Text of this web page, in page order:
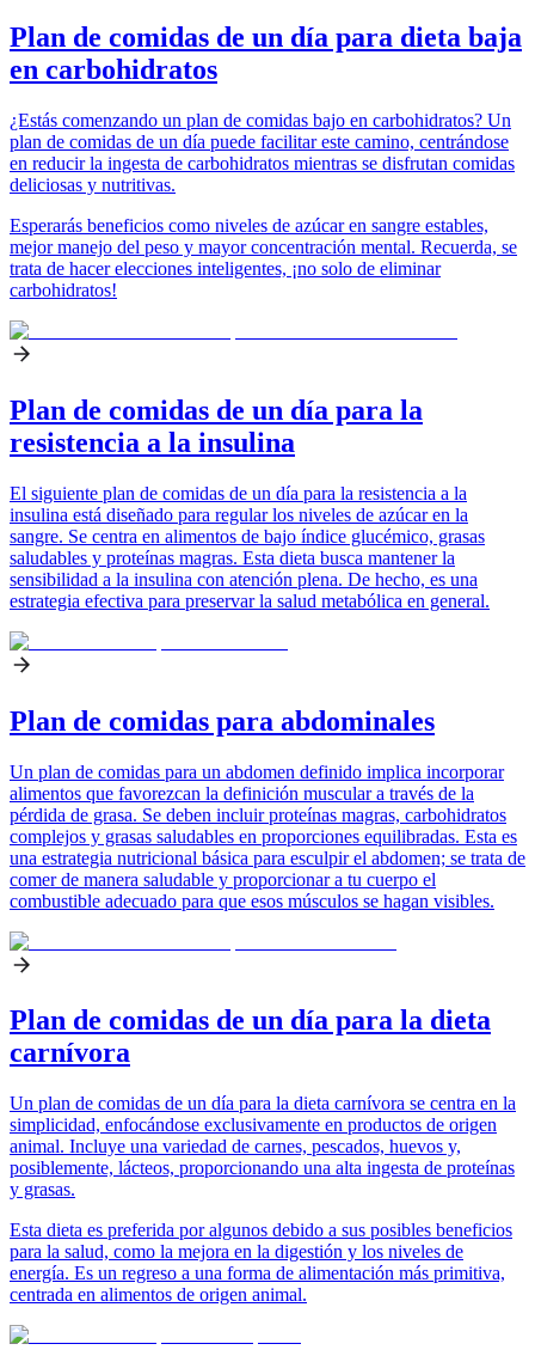
Plan de comidas de un día para dieta baja
en carbohidratos
¿Estás comenzando un plan de comidas bajo en carbohidratos? Un
plan de comidas de un día puede facilitar este camino, centrándose
en reducir la ingesta de carbohidratos mientras se disfrutan comidas
deliciosas y nutritivas.
Esperarás beneficios como niveles de azúcar en sangre estables,
mejor manejo del peso y mayor concentración mental. Recuerda, se
trata de hacer elecciones inteligentes, ¡no solo de eliminar
carbohidratos!
Plan de comidas de un día para la
resistencia a la insulina
El siguiente plan de comidas de un día para la resistencia a la
insulina está diseñado para regular los niveles de azúcar en la
sangre. Se centra en alimentos de bajo índice glucémico, grasas
saludables y proteínas magras. Esta dieta busca mantener la
sensibilidad a la insulina con atención plena. De hecho, es una
estrategia efectiva para preservar la salud metabólica en general.
Plan de comidas para abdominales
Un plan de comidas para un abdomen definido implica incorporar
alimentos que favorezcan la definición muscular a través de la
pérdida de grasa. Se deben incluir proteínas magras, carbohidratos
complejos y grasas saludables en proporciones equilibradas. Esta es
una estrategia nutricional básica para esculpir el abdomen; se trata de
comer de manera saludable y proporcionar a tu cuerpo el
combustible adecuado para que esos músculos se hagan visibles.
Plan de comidas de un día para la dieta
carnívora
Un plan de comidas de un día para la dieta carnívora se centra en la
simplicidad, enfocándose exclusivamente en productos de origen
animal. Incluye una variedad de carnes, pescados, huevos y,
posiblemente, lácteos, proporcionando una alta ingesta de proteínas
y grasas.
Esta dieta es preferida por algunos debido a sus posibles beneficios
para la salud, como la mejora en la digestión y los niveles de
energía. Es un regreso a una forma de alimentación más primitiva,
centrada en alimentos de origen animal.